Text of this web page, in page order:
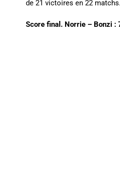
de 21 victoires en 22 matchs.
Score final. Norrie – Bonzi :